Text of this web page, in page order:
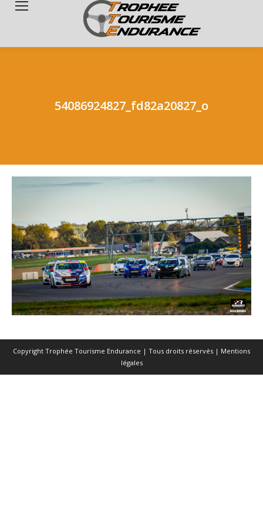
54086924827_fd82a20827_o
Copyright Trophée Tourisme Endurance | Tous droits réservés | Mentions
légales